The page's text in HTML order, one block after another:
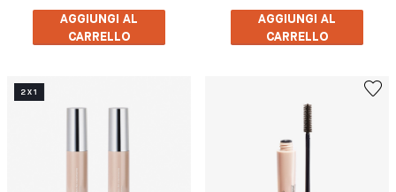
AGGIUNGI AL
CARRELLO
AGGIUNGI AL
CARRELLO